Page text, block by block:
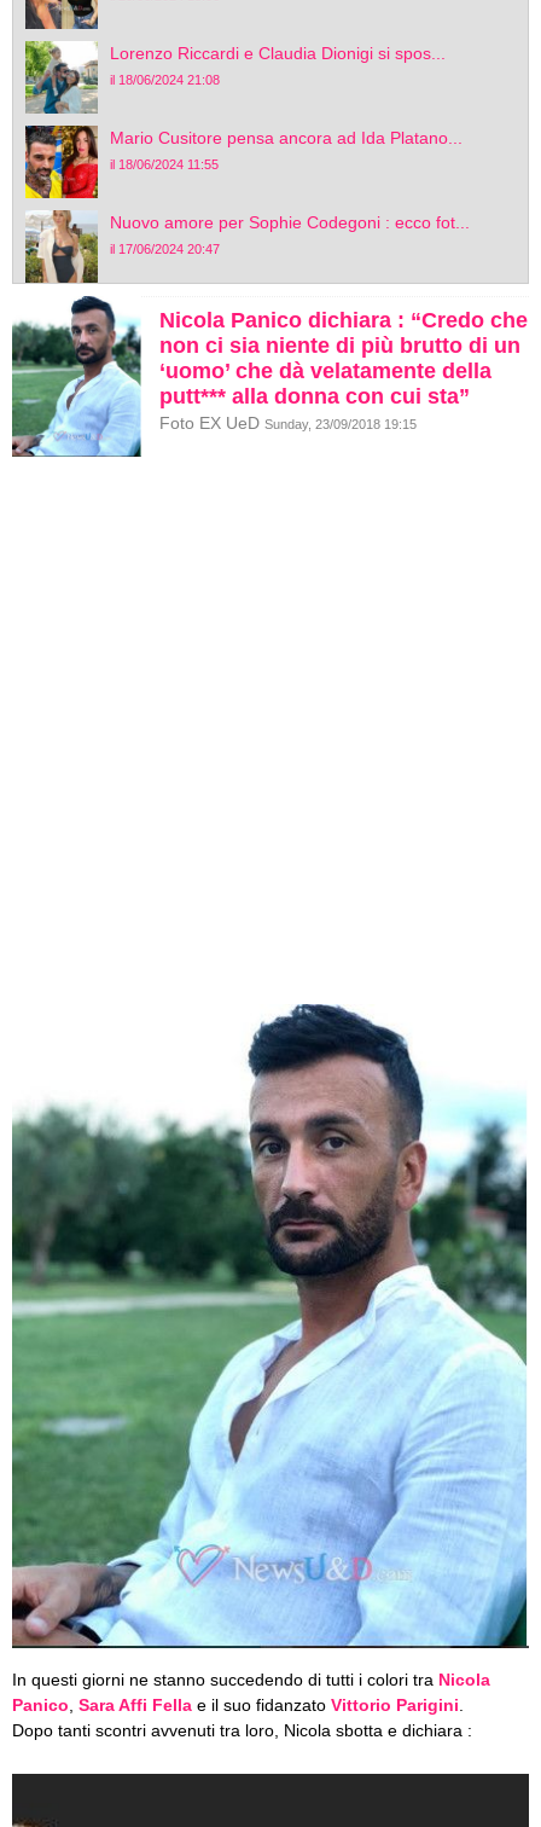
Lorenzo Riccardi e Claudia Dionigi si spos...
il 18/06/2024 21:08
Mario Cusitore pensa ancora ad Ida Platano...
il 18/06/2024 11:55
Nuovo amore per Sophie Codegoni : ecco fot...
il 17/06/2024 20:47
Nicola Panico dichiara : “Credo che
non ci sia niente di più brutto di un
‘uomo’ che dà velatamente della
putt*** alla donna con cui sta”
Foto EX UeD Sunday, 23/09/2018 19:15
In questi giorni ne stanno succedendo di tutti i colori tra Nicola
Panico Sara Affi Fella e il suo fidanzato Vittorio Parigini
Dopo tanti scontri avvenuti tra loro, Nicola sbotta e dichiara :